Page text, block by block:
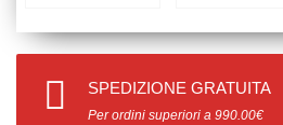
SPEDIZIONE GRATUITA
Per ordini superiori a 990.00€